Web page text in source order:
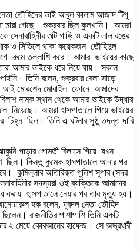
তৌহিদের ভাই আবুল কালাম আজাদ টিপু
মারা গেছে। শুক্রবার ছিল কুলখানি। আমরা
৩টি গাড়ি ও একটি লাল রঙের
ও সিভিলে থাকা কয়েকজন তৌহিদুল
রুমে তল্লাশি করে। আমার ভাইয়ের কাছে
আমার ভাইকে ধরে নিয়ে যায়। সকাল
তিনি বলেন, শুক্রবার বেলা সাড়ে
আই মোরশেদ মোবাইল ফোনে আমাদের
নামক স্থান থেকে আমার ভাইকে উদ্ধার
নিয়েছে। আমরা হাসপাতালে গিয়ে ভাইয়ের
ছিল। তিনি এ ঘটনার সুষ্ঠু তদন্ত দাবি
পাড়ার গোমতী বিলাসে গিয়ে যখন
ছিল। কিন্তু কুমেক হাসপাতালে আনার পর
কুমিল্লার অতিরিক্ত পুলিশ সুপার (সদর
সদস্যরা ওই ব্যক্তিকে আমাদের
হাসপাতালে নেয়ার পর তার মৃত্যু হয়।
হক বলেন, যুবদল নেতা তৌহিদ
রাজনীতির পাশাপাশি তিনি একটি
২ মেয়ে কোরআনের হাফেজ। সে অস্ত্রধারী